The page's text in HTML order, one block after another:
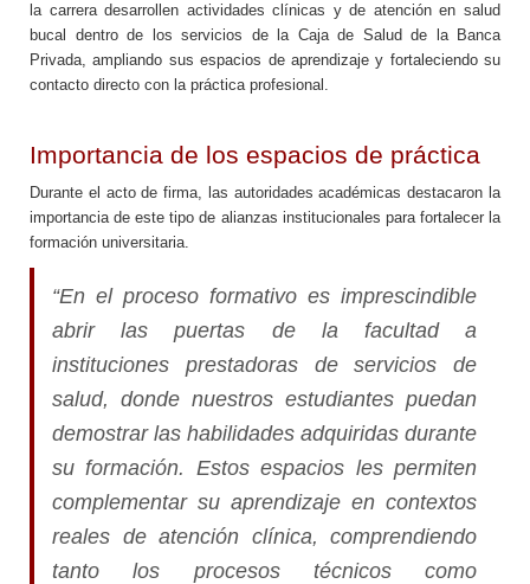
la carrera desarrollen actividades clínicas y de atención en salud
bucal dentro de los servicios de la Caja de Salud de la Banca
Privada, ampliando sus espacios de aprendizaje y fortaleciendo su
contacto directo con la práctica profesional.
Importancia de los espacios de práctica
Durante el acto de firma, las autoridades académicas destacaron la
importancia de este tipo de alianzas institucionales para fortalecer la
formación universitaria.
“En el proceso formativo es imprescindible
abrir las puertas de la facultad a
instituciones prestadoras de servicios de
salud, donde nuestros estudiantes puedan
demostrar las habilidades adquiridas durante
su formación. Estos espacios les permiten
complementar su aprendizaje en contextos
reales de atención clínica, comprendiendo
tanto los procesos técnicos como